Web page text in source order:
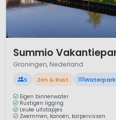
Groningen, Nederland
S Zen & Rust Waterpark
Eigen binnenwater
Rustigen ligging
Leuke uitstapjes
Zwemmen, kanoën, karpervissen